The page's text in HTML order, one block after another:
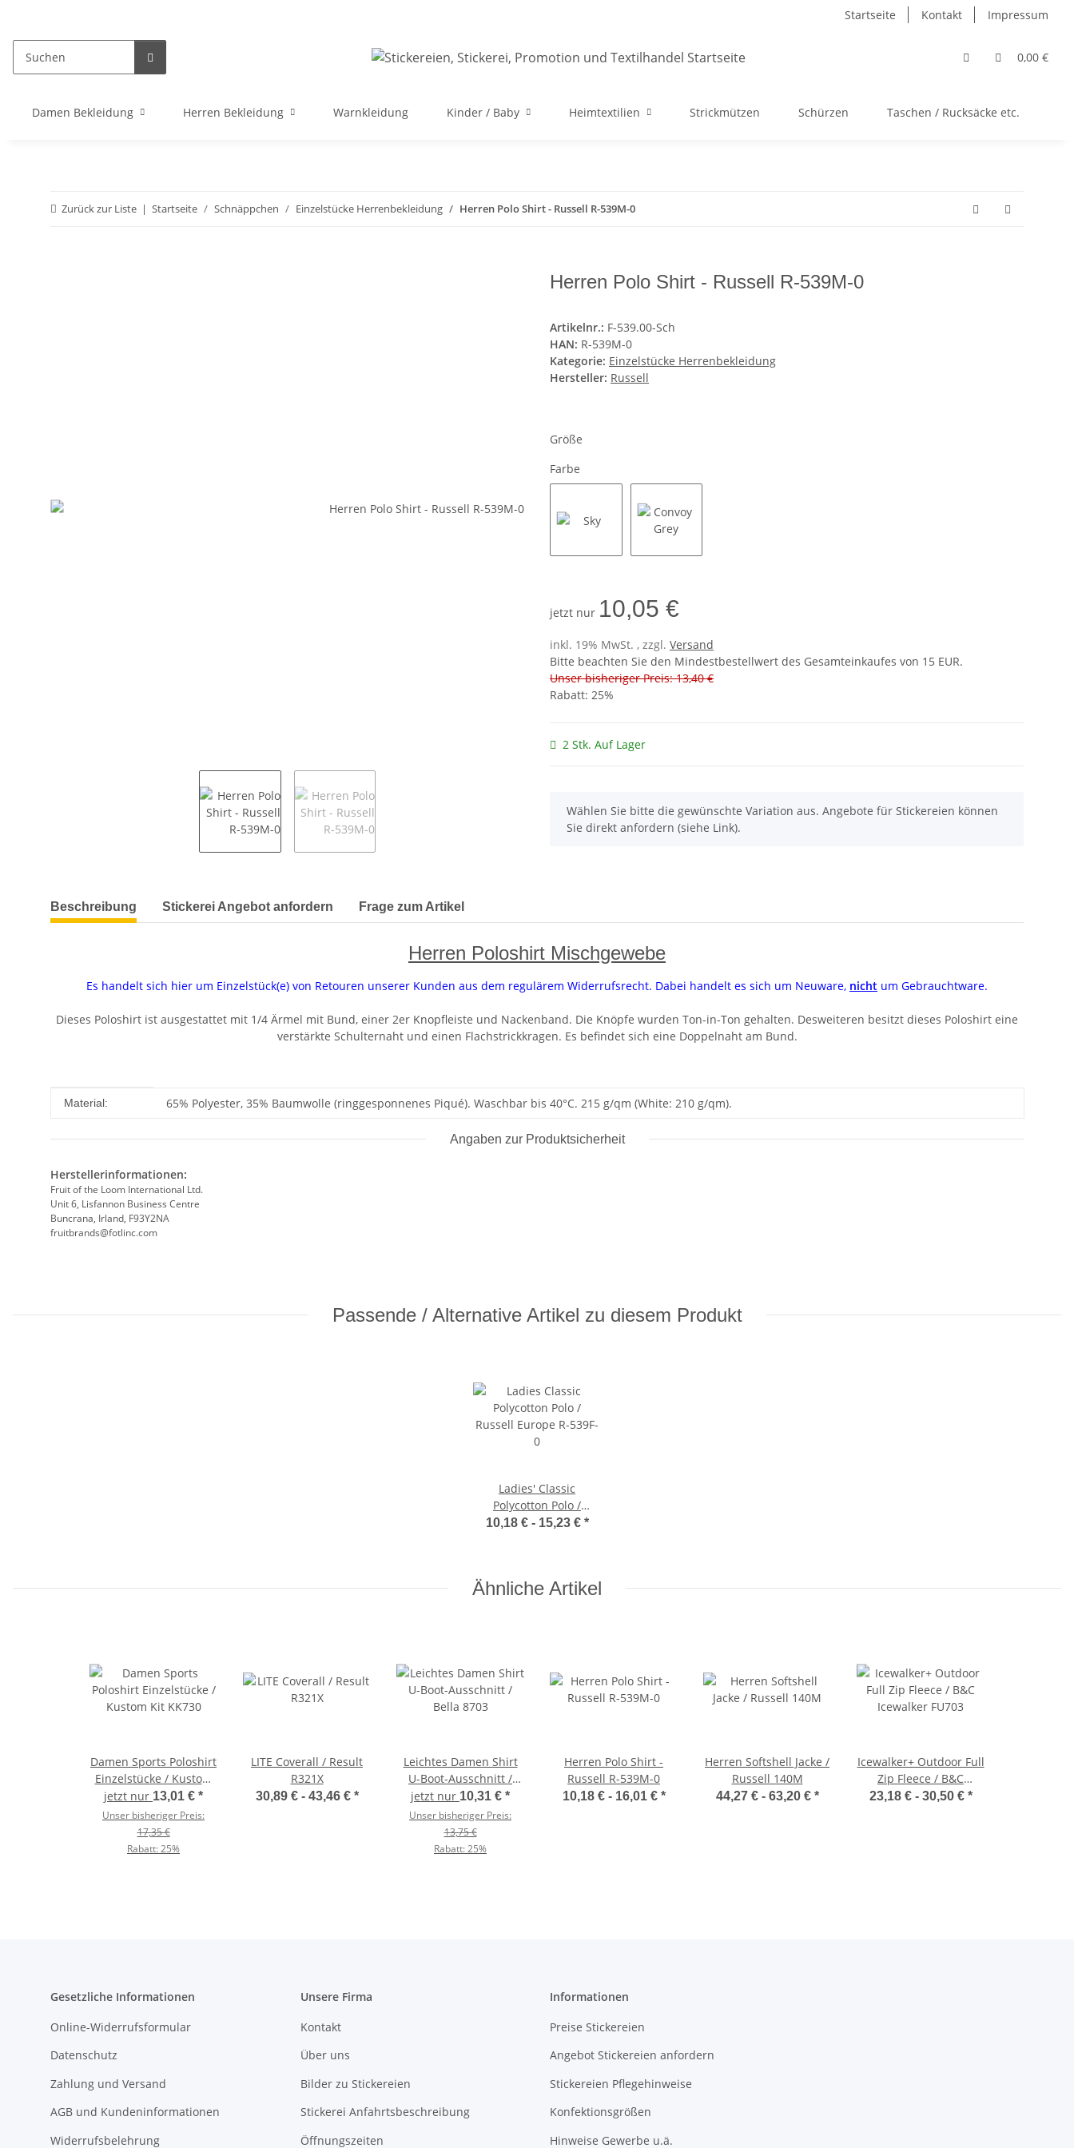
Startseite Kontakt Impressum
0,00 €
Damen Bekleidung Herren Bekleidung Warnkleidung Kinder / Baby Heimtextilien Strickmützen Schürzen Taschen / Rucksäcke etc.
Zurück zur Liste Startseite Schnäppchen Einzelstücke Herrenbekleidung Herren Polo Shirt - Russell R-539M-0
Herren Polo Shirt - Russell R-539M-0
Artikelnr.: F-539.00-Sch
HAN: R-539M-0
Kategorie: Einzelstücke Herrenbekleidung
Hersteller: Russell
Größe
Farbe
jetzt nur 10,05 €
inkl. 19% MwSt. , zzgl. Versand
Bitte beachten Sie den Mindestbestellwert des Gesamteinkaufes von 15 EUR.
Unser bisheriger Preis: 13,40 €
Rabatt: 25%
2 Stk. Auf Lager
x
Wählen Sie bitte die gewünschte Variation aus. Angebote für Stickereien können
Sie direkt anfordern (siehe Link).
weitere Registerkarten anzeigen
Beschreibung Stickerei Angebot anfordern Frage zum Artikel
Herren Poloshirt Mischgewebe
Es handelt sich hier um Einzelstück(e) von Retouren unserer Kunden aus dem regulärem Widerrufsrecht. Dabei handelt es sich um Neuware, nicht um Gebrauchtware.
Dieses Poloshirt ist ausgestattet mit 1/4 Ärmel mit Bund, einer 2er Knopfleiste und Nackenband. Die Knöpfe wurden Ton-in-Ton gehalten. Desweiteren besitzt dieses Poloshirt eine
verstärkte Schulternaht und einen Flachstrickkragen. Es befindet sich eine Doppelnaht am Bund.
Produkteigenschaft
Wert
Material: 65% Polyester, 35% Baumwolle (ringgesponnenes Piqué). Waschbar bis 40°C. 215 g/qm (White: 210 g/qm).
Angaben zur Produktsicherheit
Herstellerinformationen:
Fruit of the Loom International Ltd.
Unit 6, Lisfannon Business Centre
Buncrana, Irland, F93Y2NA
fruitbrands@fotlinc.com
Passende / Alternative Artikel zu diesem Produkt
Ladies' Classic
Polycotton Polo /
Russell Europe R-539F-
10,18 € - 15,23 € *
Ähnliche Artikel
Damen Sports Poloshirt
Einzelstücke / Kustom
Kit KK730
jetzt nur 13,01 € *
Unser bisheriger Preis:
17,35 €
Rabatt:25%
LITE Coverall / Result
R321X
30,89 € - 43,46 € *
Leichtes Damen Shirt
U-Boot-Ausschnitt /
Bella 8703
jetzt nur 10,31 € *
Unser bisheriger Preis:
13,75 €
Rabatt:25%
Herren Polo Shirt -
Russell R-539M-0
10,18 € - 16,01 € *
Herren Softshell Jacke /
Russell 140M
44,27 € - 63,20 € *
Icewalker+ Outdoor Full
Zip Fleece / B&C
Icewalker FU703
23,18 € - 30,50 € *
Gesetzliche Informationen
Online-Widerrufsformular
Datenschutz
Zahlung und Versand
AGB und Kundeninformationen
Widerrufsbelehrung
Unsere Firma
Kontakt
Über uns
Bilder zu Stickereien
Stickerei Anfahrtsbeschreibung
Öffnungszeiten
Informationen
Preise Stickereien
Angebot Stickereien anfordern
Stickereien Pflegehinweise
Konfektionsgrößen
Hinweise Gewerbe u.ä.